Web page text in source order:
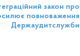
закон про
повноваження
Держаудитслужби